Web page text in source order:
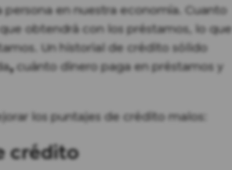
en nuestra economía. Cuanto
obtendrá con los préstamos, lo que
Un historial de crédito sólido
,cuánto dinero paga en préstamos y
los puntajes de crédito malos:
crédito